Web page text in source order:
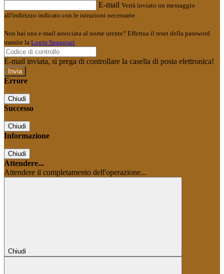
E-mail Verrà inviato un messaggio
all'indirizzo indicato con le istruzioni necessarie.
Non hai una e-mail associata al nome utente? Effettua il reset della password
tramite la Login Spaggiari
E-mail inviata, si prega di controllare la casella di posta elettronica!
Errore
Chiudi
Successo
Chiudi
Informazione
Chiudi
Attendere...
Attendere il completamento dell'operazione...
Chiudi